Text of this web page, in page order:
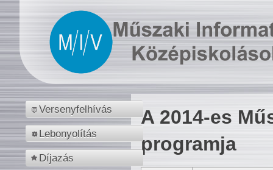
Versenyfelhívás
Lebonyolítás
Díjazás
A 2014-es
programja